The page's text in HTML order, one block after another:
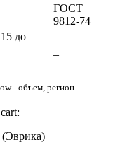
ГОСТ
9812-74
до
–
- объем, регион
(Эврика)